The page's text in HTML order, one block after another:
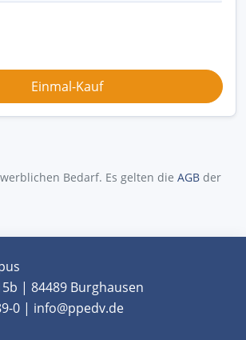
Bedarf. Es gelten die AGB der
| 84489 Burghausen
0 | info@ppedv.de